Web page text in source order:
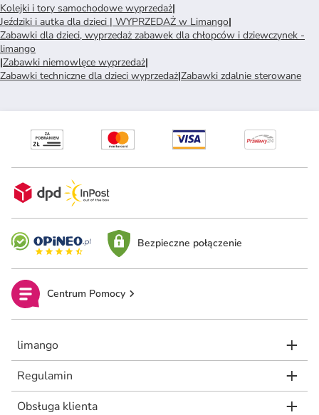
Kolejki i tory samochodowe wyprzedaż|
Jeździki i autka dla dzieci | WYPRZEDAŻ w Limango|
Zabawki dla dzieci, wyprzedaż zabawek dla chłopców i dziewczynek -
limango
|Zabawki niemowlęce wyprzedaż|
Zabawki techniczne dla dzieci wyprzedaż|Zabawki zdalnie sterowane
Bezpieczne połączenie
Centrum Pomocy
limango
Regulamin
Obsługa klienta